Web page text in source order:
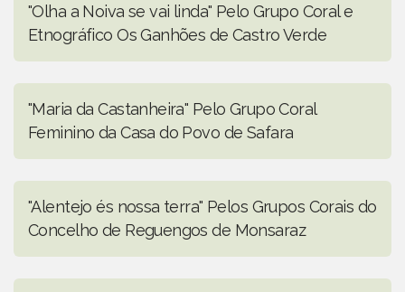
"Olha a Noiva se vai linda" Pelo Grupo Coral e
Etnográfico Os Ganhões de Castro Verde
"Maria da Castanheira" Pelo Grupo Coral
Feminino da Casa do Povo de Safara
"Alentejo és nossa terra" Pelos Grupos Corais do
Concelho de Reguengos de Monsaraz